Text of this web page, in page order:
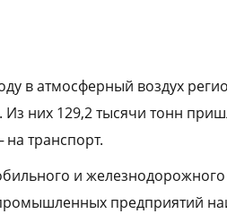
в атмосферный воздух
них 129,2 тысячи тонн
транспорт.
и железнодорожного
предприятий